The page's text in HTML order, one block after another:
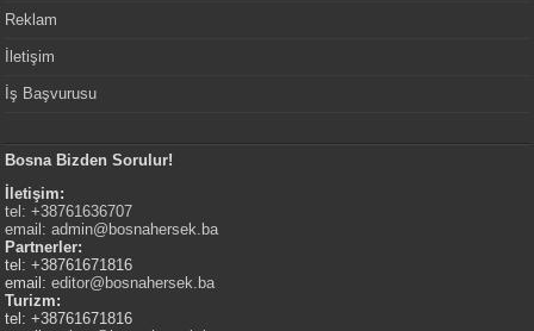
Reklam
İletişim
İş Başvurusu
Bosna Bizden Sorulur!
İletişim:
tel: +38761636707
email:admin@bosnahersek.ba
Partnerler:
tel: +38761671816
email:editor@bosnahersek.ba
Turizm:
tel: +38761671816